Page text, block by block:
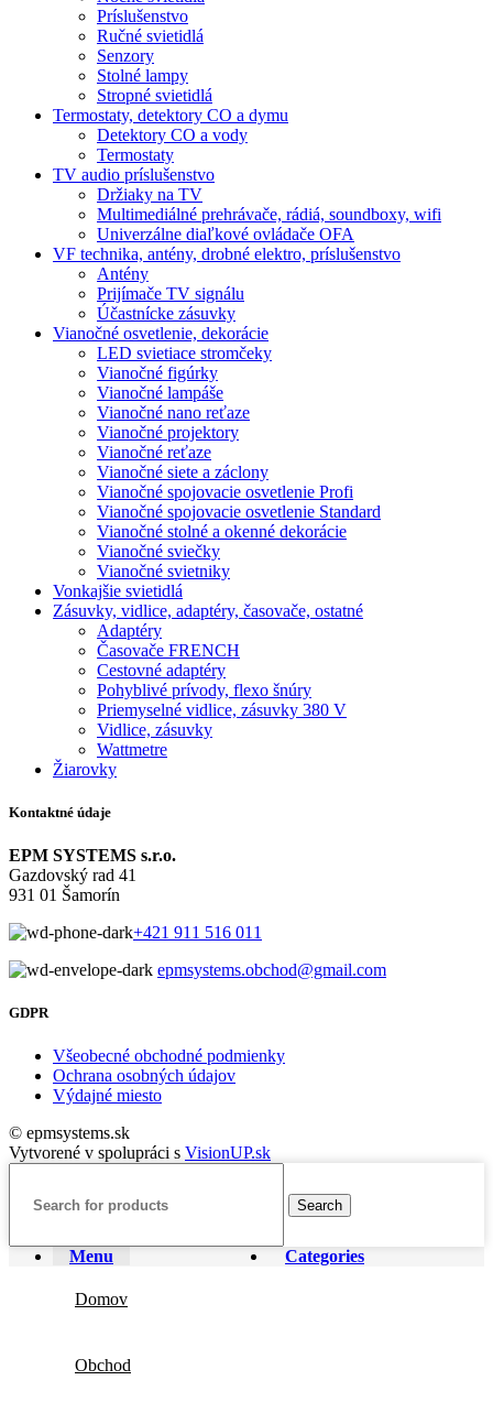
Príslušenstvo
Ručné svietidlá
Senzory
Stolné lampy
Stropné svietidlá
Termostaty, detektory CO a dymu
Detektory CO a vody
Termostaty
TV audio príslušenstvo
Držiaky na TV
Multimediálné prehrávače, rádiá, soundboxy, wifi
Univerzálne diaľkové ovládače OFA
VF technika, antény, drobné elektro, príslušenstvo
Antény
Prijímače TV signálu
Účastnícke zásuvky
Vianočné osvetlenie, dekorácie
LED svietiace stromčeky
Vianočné figúrky
Vianočné lampáše
Vianočné nano reťaze
Vianočné projektory
Vianočné reťaze
Vianočné siete a záclony
Vianočné spojovacie osvetlenie Profi
Vianočné spojovacie osvetlenie Standard
Vianočné stolné a okenné dekorácie
Vianočné sviečky
Vianočné svietniky
Vonkajšie svietidlá
Zásuvky, vidlice, adaptéry, časovače, ostatné
Adaptéry
Časovače FRENCH
Cestovné adaptéry
Pohyblivé prívody, flexo šnúry
Priemyselné vidlice, zásuvky 380 V
Vidlice, zásuvky
Wattmetre
Žiarovky
Kontaktné údaje
EPM SYSTEMS s.r.o.
Gazdovský rad 41
931 01 Šamorín
+421 911 516 011
epmsystems.obchod@gmail.com
GDPR
Všeobecné obchodné podmienky
Ochrana osobných údajov
Výdajné miesto
© epmsystems.sk
Vytvorené v spolupráci s VisionUP.sk
Search
Menu Categories
Domov
Obchod